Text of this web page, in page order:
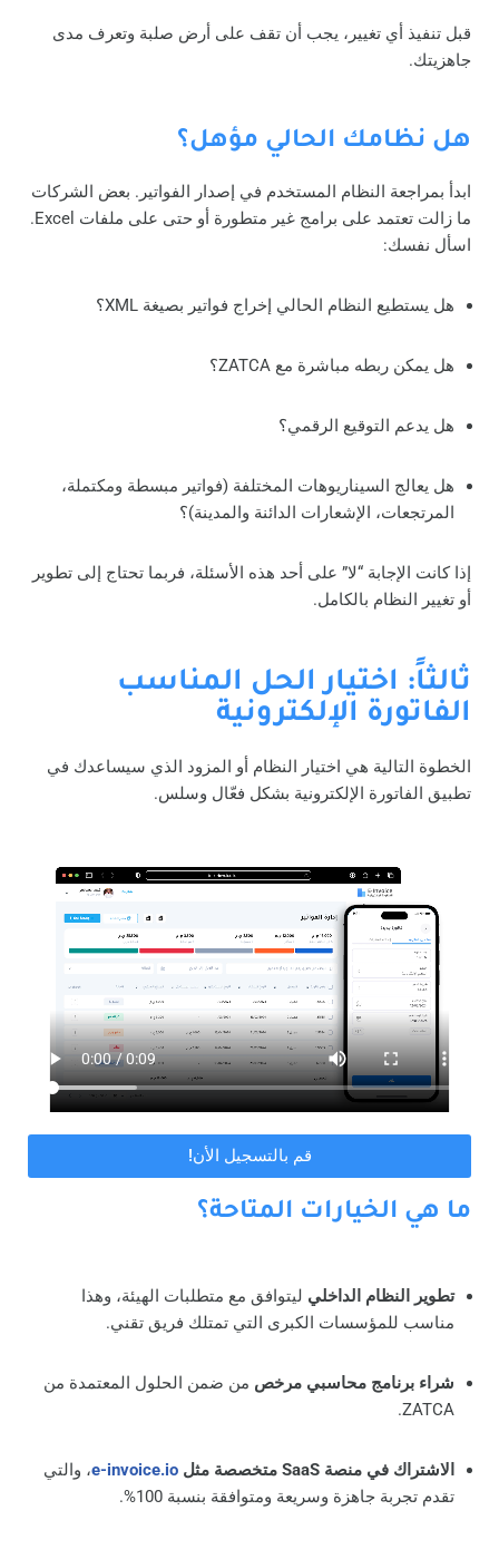
قبل تنفيذ أي تغيير، يجب أن تقف على أرض صلبة وتعرف مدى
جاهزيتك.
هل نظامك الحالي مؤهل؟
ابدأ بمراجعة النظام المستخدم في إصدار الفواتير. بعض الشركات
ما زالت تعتمد على برامج غير متطورة أو حتى على ملفات Excel.
اسأل نفسك:
هل يستطيع النظام الحالي إخراج فواتير بصيغة XML؟
هل يمكن ربطه مباشرة مع ZATCA؟
هل يدعم التوقيع الرقمي؟
هل يعالج السيناريوهات المختلفة (فواتير مبسطة ومكتملة،
المرتجعات، الإشعارات الدائنة والمدينة)؟
إذا كانت الإجابة “لا” على أحد هذه الأسئلة، فربما تحتاج إلى تطوير
أو تغيير النظام بالكامل.
ثالثاً: اختيار الحل المناسب
الفاتورة الإلكترونية
الخطوة التالية هي اختيار النظام أو المزود الذي سيساعدك في
تطبيق الفاتورة الإلكترونية بشكل فعّال وسلس.
قم بالتسجيل الأن!
ما هي الخيارات المتاحة؟
تطوير النظام الداخلي ليتوافق مع متطلبات الهيئة، وهذا
مناسب للمؤسسات الكبرى التي تمتلك فريق تقني.
شراء برنامج محاسبي مرخص من ضمن الحلول المعتمدة من
ZATCA.
الاشتراك في منصة SaaS متخصصة مثل e-invoice.io، والتي
تقدم تجربة جاهزة وسريعة ومتوافقة بنسبة 100%.